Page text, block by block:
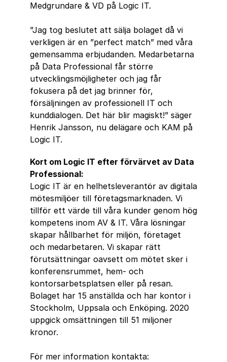
Medgrundare & VD på Logic IT.
”Jag tog beslutet att sälja bolaget då vi
verkligen är en ”perfect match” med våra
gemensamma erbjudanden. Medarbetarna
på Data Professional får större
utvecklingsmöjligheter och jag får
fokusera på det jag brinner för,
försäljningen av professionell IT och
kunddialogen. Det här blir magiskt!” säger
Henrik Jansson, nu delägare och KAM på
Logic IT.
Kort om Logic IT efter förvärvet av Data
Professional:
Logic IT är en helhetsleverantör av digitala
mötesmiljöer till företagsmarknaden. Vi
tillför ett värde till våra kunder genom hög
kompetens inom AV & IT. Våra lösningar
skapar hållbarhet för miljön, företaget
och medarbetaren. Vi skapar rätt
förutsättningar oavsett om mötet sker i
konferensrummet, hem- och
kontorsarbetsplatsen eller på resan.
Bolaget har 15 anställda och har kontor i
Stockholm, Uppsala och Enköping. 2020
uppgick omsättningen till 51 miljoner
kronor.
För mer information kontakta: